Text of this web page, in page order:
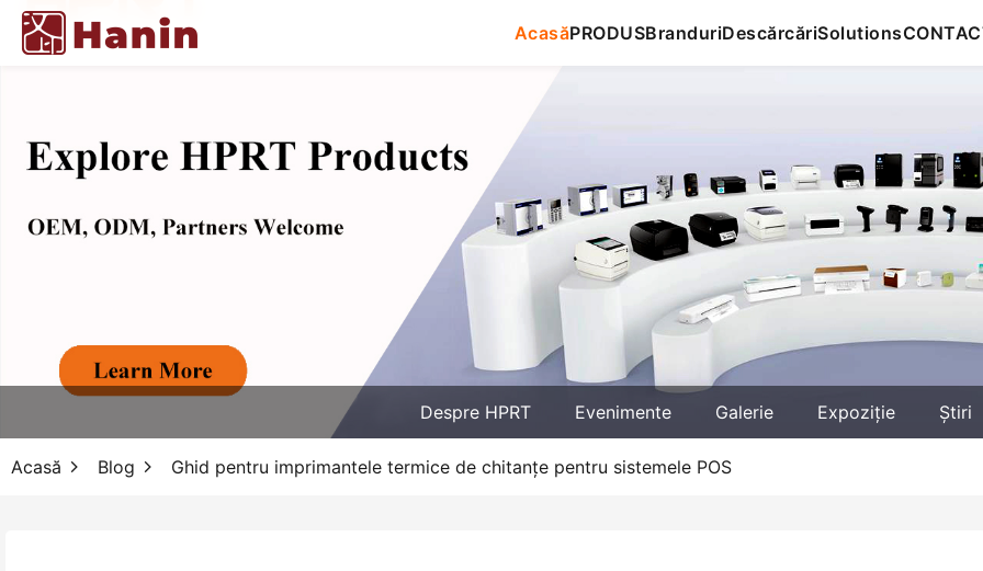
AcasăPRODUSBranduriDescărcăriSolutions
Despre HPRT Evenimente Galerie Expoziţie Știri
Acasă Blog Ghid pentru imprimantele termice de chitanțe pentru sistemele POS